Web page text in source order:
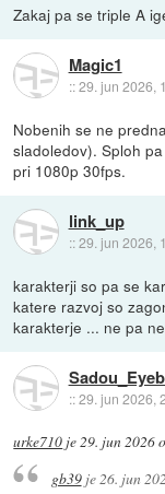
Zakaj pa se triple A
Magic1
::29. jun 2026,
Nobenih se ne
sladoledov). Sploh
pri 1080p 30fps.
link_up
::29. jun 2026,
karakterji so pa se
katere razvoj so
karakterje ... ne pa
::29. jun 2026,
urke710 je29. jun 2026
gb39je26. jun